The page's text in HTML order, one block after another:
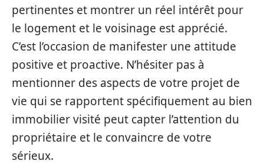
pertinentes et montrer un réel intérêt pour
le logement et le voisinage est apprécié.
C’est l’occasion de manifester une attitude
positive et proactive. N’hésiter pas à
mentionner des aspects de votre projet de
vie qui se rapportent spécifiquement au bien
immobilier visité peut capter l’attention du
propriétaire et le convaincre de votre
sérieux.